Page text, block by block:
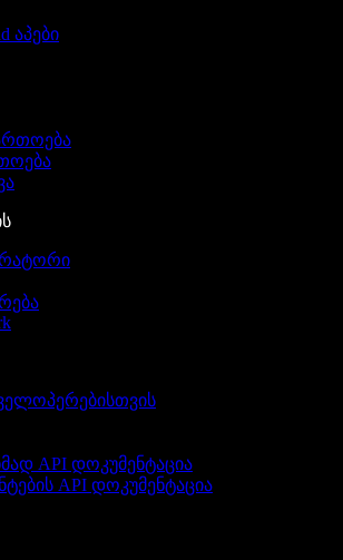
აპები
API დოკუმენტაცია
API დოკუმენტაცია